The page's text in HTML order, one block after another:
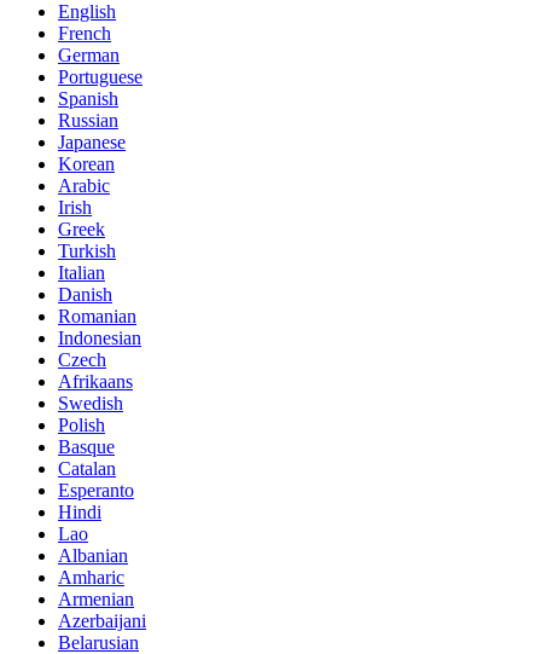
English
French
German
Portuguese
Spanish
Russian
Japanese
Korean
Arabic
Irish
Greek
Turkish
Italian
Danish
Romanian
Indonesian
Czech
Afrikaans
Swedish
Polish
Basque
Catalan
Esperanto
Hindi
Lao
Albanian
Amharic
Armenian
Azerbaijani
Belarusian